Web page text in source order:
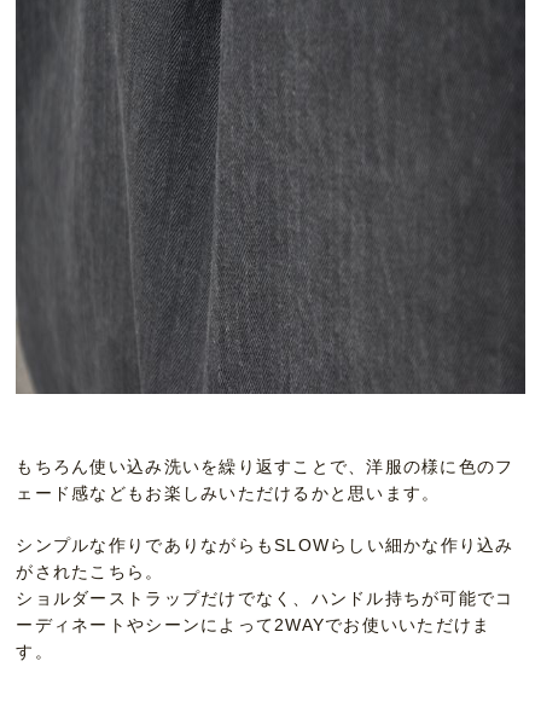
もちろん使い込み洗いを繰り返すことで、洋服の様に色のフ
ェード感などもお楽しみいただけるかと思います。
シンプルな作りでありながらもSLOWらしい細かな作り込み
がされたこちら。
ショルダーストラップだけでなく、ハンドル持ちが可能でコ
ーディネートやシーンによって2WAYでお使いいただけま
す。